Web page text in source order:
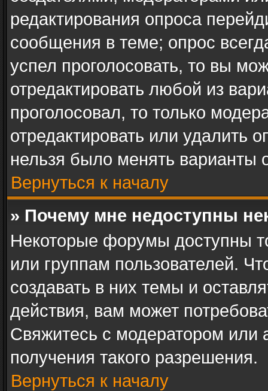
редактирования опроса
сообщения в теме; опрос
успел проголосовать, то вы
отредактировать любой из
проголосовал, то только
отредактировать или удалить
нельзя было менять варианты
Вернуться к началу
» Почему мне недоступны
Некоторые форумы доступны
или группам пользователей.
создавать в них темы и
действия, вам может
Свяжитесь с модератором
получения такого разрешения.
Вернуться к началу